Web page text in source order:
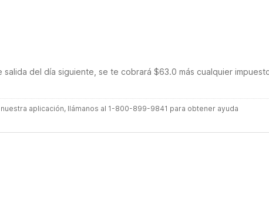
del día siguiente, se te cobrará $63.0 más cualquier
aplicación, llámanos al 1-800-899-9841 para obtener ayuda